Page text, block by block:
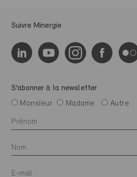
Suivre Minergie
S’abonner à la newsletter
Monsieur
Madame Autre